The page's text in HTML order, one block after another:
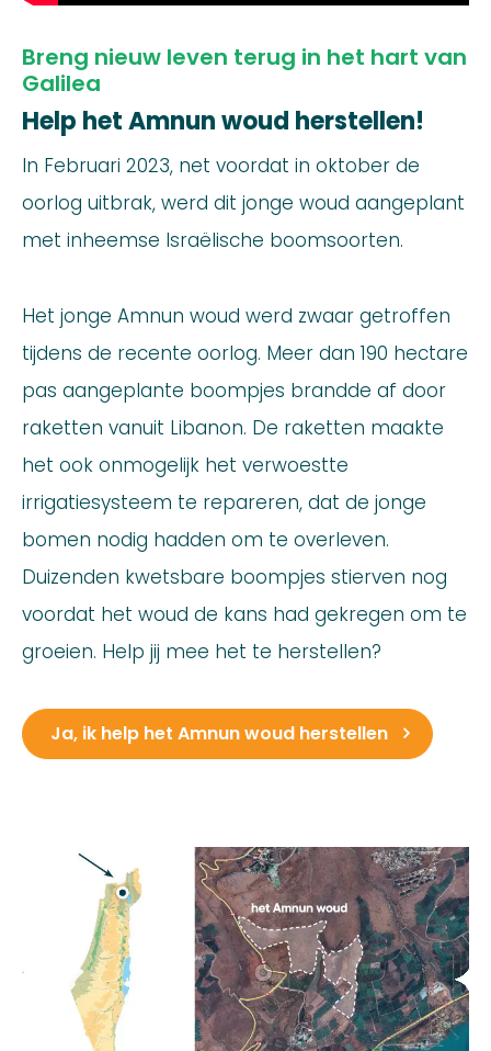
Breng nieuw leven terug in het hart van
Galilea
Help het Amnun woud herstellen!
In Februari 2023, net voordat in oktober de
oorlog uitbrak, werd dit jonge woud aangeplant
met inheemse Israëlische boomsoorten.
Het jonge Amnun woud werd zwaar getroffen
tijdens de recente oorlog. Meer dan 190 hectare
pas aangeplante boompjes brandde af door
raketten vanuit Libanon. De raketten maakte
het ook onmogelijk het verwoestte
irrigatiesysteem te repareren, dat de jonge
bomen nodig hadden om te overleven.
Duizenden kwetsbare boompjes stierven nog
voordat het woud de kans had gekregen om te
groeien. Help jij mee het te herstellen?
Ja, ik help het Amnun woud herstellen